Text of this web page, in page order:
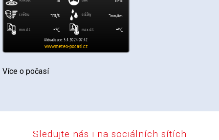
Více o počasí
Sledujte nás i na sociálních sítích